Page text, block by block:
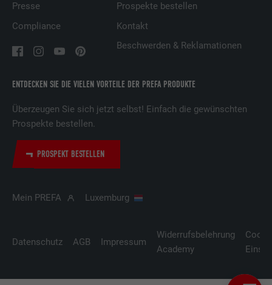
ENTDECKEN SIE DIE VIELEN VORTEILE DER PREFA PRODUKTE
Überzeugen Sie sich jetzt selbst! Einfach die gewünschten
Prospekte bestellen.
PROSPEKT BESTELLEN
Presse
Compliance
Prospekte bestellen
Kontakt
Beschwerden & Reklamationen
Mein PREFA Luxemburg
Datenschutz AGB Impressum
Widerrufsbelehrung
Academy
Anbieter Facebook
Laufzeit 3 Monate
Wird von Facebook genutzt, um eine Reihe
Beispiel Echtzeitgebote dritter
Werbetreibender.
Verwendet von Google DoubleClick, um die